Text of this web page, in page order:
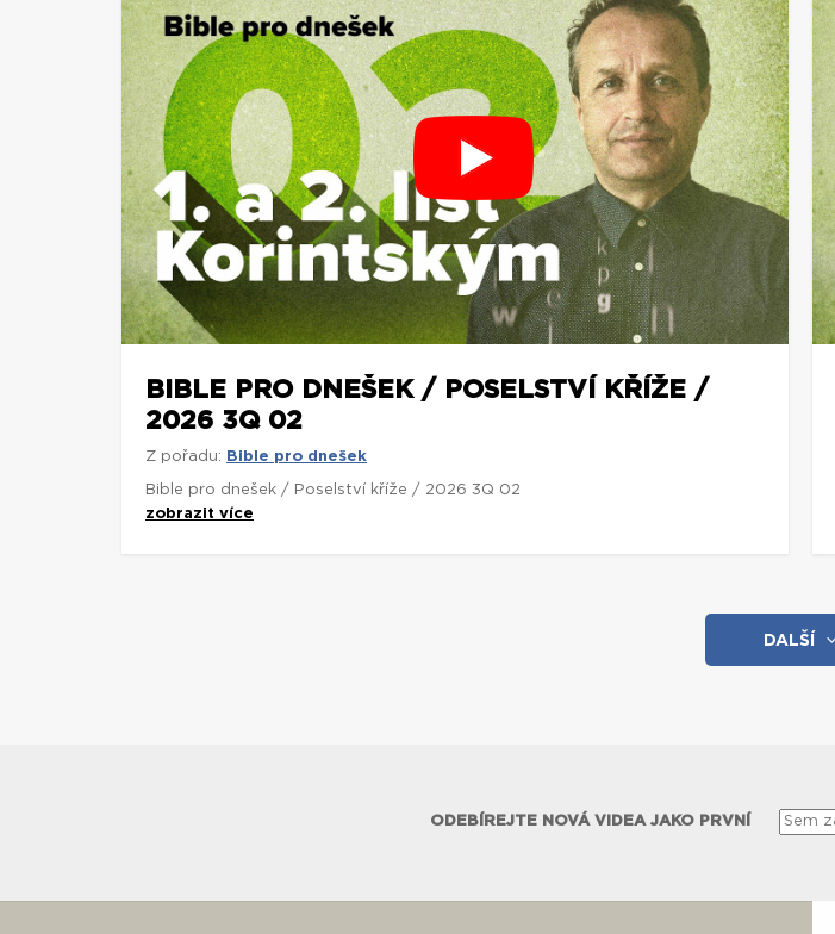
BIBLE PRO DNEŠEK / POSELSTVÍ KŘÍŽE /
2026 3Q 02
Z pořadu: Bible pro dnešek
Bible pro dnešek / Poselství kříže / 2026 3Q 02
zobrazit více
DALŠÍ
ODEBÍREJTE NOVÁ VIDEA JAKO PRVNÍ